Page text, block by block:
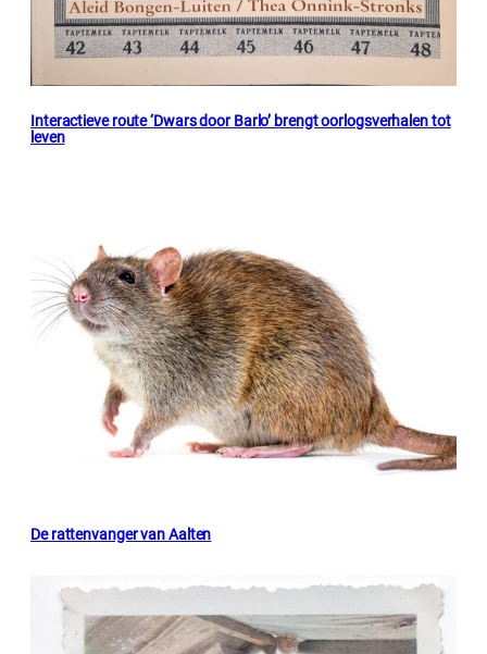
Interactieve route ‘Dwars door Barlo’ brengt oorlogsverhalen tot
leven
De rattenvanger van Aalten